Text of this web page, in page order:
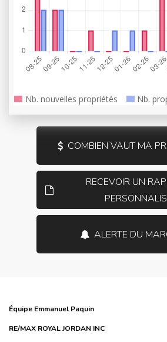
COMBIEN VAUT MA
RECEVOIR UN
ALERTE DU
Équipe Emmanuel Paquin
RE/MAX ROYAL JORDAN INC